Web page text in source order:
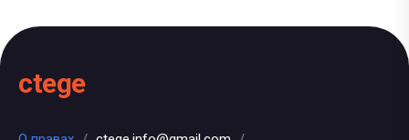
ctege